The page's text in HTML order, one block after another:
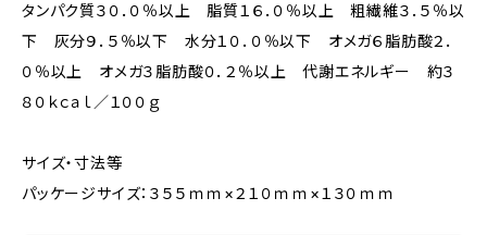
タンパク質３０．０％以上 脂質１６．０％以上 粗繊維３．５％以
下 灰分９．５％以下 水分１０．０％以下 オメガ６脂肪酸２．
０％以上 オメガ３脂肪酸０．２％以上 代謝エネルギー 約３
８０ｋｃａｌ／１００ｇ
サイズ・寸法等
パッケージサイズ：３５５ｍｍ×２１０ｍｍ×１３０ｍｍ